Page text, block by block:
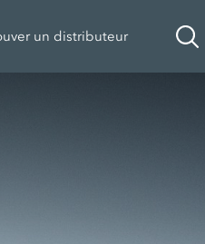
un distributeur